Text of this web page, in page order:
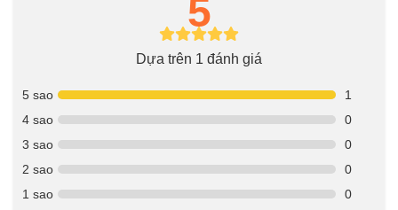
5
Dựa trên 1 đánh giá
5 sao
1
4 sao
0
3 sao
0
2 sao
0
1 sao
0